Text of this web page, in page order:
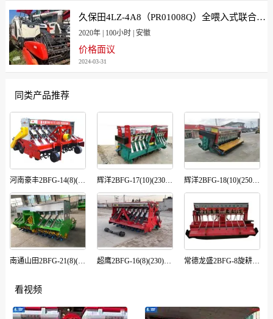
久保田4LZ-4A8（PR01008Q）全喂入式联合收割机
2020年 | 100小时 | 安徽
价格面议
2024-03-31
同类产品推荐
河南豪丰2BFG-14(8)(230)旋耕条播机 辉洋2BFG-17(10)(230)A旋耕施肥播种机 辉洋2BFG-18(10)(250)A旋耕施肥播种机
南通山田2BFG-21(8)(300)型旋耕施肥播种机 超鹰2BFG-16(8)(230)小麦旋耕播种机 常德龙盛2BFG-8旋耕播种机
看视频